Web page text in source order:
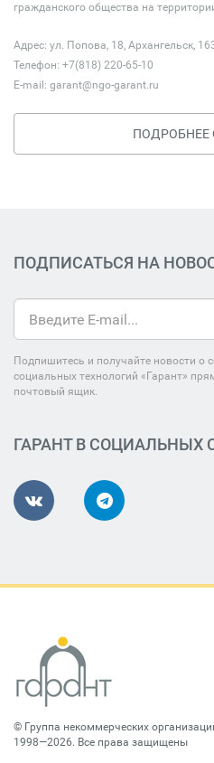
гражданского общества на
Адрес: ул. Попова, 18, Архангельск,
Телефон: +7(818) 220-65-10
E-mail: garant@ngo-garant.ru
ПОДРОБНЕЕ
ПОДПИСАТЬСЯ НА
Подпишитесь и получайте новости о
социальных технологий «Гарант»
почтовый ящик.
ГАРАНТ В СОЦИАЛЬНЫХ
© Группа некоммерческих
1998—2026. Все права защищены